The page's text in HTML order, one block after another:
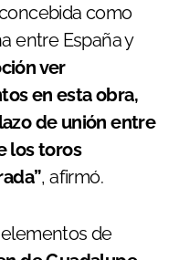
como
entre España y
ver
en esta obra,
de unión entre
los toros
, afirmó.
de